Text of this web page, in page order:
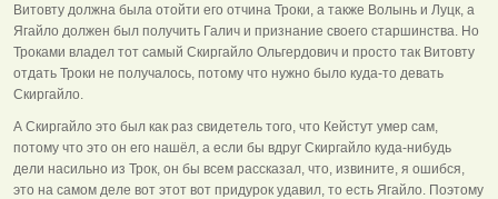
Витовту должна была отойти его отчина Троки, а также Волынь и Луцк, а
Ягайло должен был получить Галич и признание своего старшинства. Но
Троками владел тот самый Скиргайло Ольгердович и просто так Витовту
отдать Троки не получалось, потому что нужно было куда-то девать
Скиргайло.
А Скиргайло это был как раз свидетель того, что Кейстут умер сам,
потому что это он его нашёл, а если бы вдруг Скиргайло куда-нибудь
дели насильно из Трок, он бы всем рассказал, что, извините, я ошибся,
это на самом деле вот этот вот придурок удавил, то есть Ягайло. Поэтому